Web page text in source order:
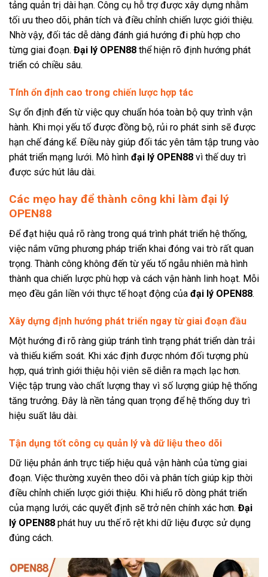
tảng quản trị dài hạn. Công cụ hỗ trợ được xây dựng nhằm
tối ưu theo dõi, phân tích và điều chỉnh chiến lược giới thiệu.
Nhờ vậy, đối tác dễ dàng đánh giá hướng đi phù hợp cho
từng giai đoạn. Đại lý OPEN88 thể hiện rõ định hướng phát
triển có chiều sâu.
Tính ổn định cao trong chiến lược hợp tác
Sự ổn định đến từ việc quy chuẩn hóa toàn bộ quy trình vận
hành. Khi mọi yếu tố được đồng bộ, rủi ro phát sinh sẽ được
hạn chế đáng kể. Điều này giúp đối tác yên tâm tập trung vào
phát triển mạng lưới. Mô hình đại lý OPEN88 vì thế duy trì
được sức hút lâu dài.
Các mẹo hay để thành công khi làm đại lý
OPEN88
Để đạt hiệu quả rõ ràng trong quá trình phát triển hệ thống,
việc nắm vững phương pháp triển khai đóng vai trò rất quan
trọng. Thành công không đến từ yếu tố ngẫu nhiên mà hình
thành qua chiến lược phù hợp và cách vận hành linh hoạt. Mỗi
mẹo đều gắn liền với thực tế hoạt động của đại lý OPEN88.
Xây dựng định hướng phát triển ngay từ giai đoạn đầu
Một hướng đi rõ ràng giúp tránh tình trạng phát triển dàn trải
và thiếu kiểm soát. Khi xác định được nhóm đối tượng phù
hợp, quá trình giới thiệu hội viên sẽ diễn ra mạch lạc hơn.
Việc tập trung vào chất lượng thay vì số lượng giúp hệ thống
tăng trưởng. Đây là nền tảng quan trọng để hệ thống duy trì
hiệu suất lâu dài.
Tận dụng tốt công cụ quản lý và dữ liệu theo dõi
Dữ liệu phản ánh trực tiếp hiệu quả vận hành của từng giai
đoạn. Việc thường xuyên theo dõi và phân tích giúp kịp thời
điều chỉnh chiến lược giới thiệu. Khi hiểu rõ dòng phát triển
của mạng lưới, các quyết định sẽ trở nên chính xác hơn. Đại
lý OPEN88 phát huy ưu thế rõ rệt khi dữ liệu được sử dụng
đúng cách.